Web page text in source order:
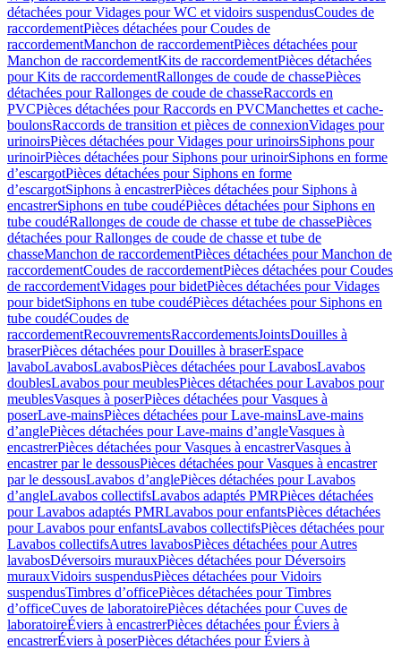
détachées pour Vidages pour WC et vidoirs suspendusCoudes de
raccordementPièces détachées pour Coudes de
raccordementManchon de raccordementPièces détachées pour
Manchon de raccordementKits de raccordementPièces détachées
pour Kits de raccordementRallonges de coude de chassePièces
détachées pour Rallonges de coude de chasseRaccords en
PVCPièces détachées pour Raccords en PVCManchettes et cache-
boulonsRaccords de transition et pièces de connexionVidages pour
urinoirsPièces détachées pour Vidages pour urinoirsSiphons pour
urinoirPièces détachées pour Siphons pour urinoirSiphons en forme
d’escargotPièces détachées pour Siphons en forme
d’escargotSiphons à encastrerPièces détachées pour Siphons à
encastrerSiphons en tube coudéPièces détachées pour Siphons en
tube coudéRallonges de coude de chasse et tube de chassePièces
détachées pour Rallonges de coude de chasse et tube de
chasseManchon de raccordementPièces détachées pour Manchon de
raccordementCoudes de raccordementPièces détachées pour Coudes
de raccordementVidages pour bidetPièces détachées pour Vidages
pour bidetSiphons en tube coudéPièces détachées pour Siphons en
tube coudéCoudes de
raccordementRecouvrementsRaccordementsJointsDouilles à
braserPièces détachées pour Douilles à braserEspace
lavaboLavabosLavabosPièces détachées pour LavabosLavabos
doublesLavabos pour meublesPièces détachées pour Lavabos pour
meublesVasques à poserPièces détachées pour Vasques à
poserLave-mainsPièces détachées pour Lave-mainsLave-mains
d’anglePièces détachées pour Lave-mains d’angleVasques à
encastrerPièces détachées pour Vasques à encastrerVasques à
encastrer par le dessousPièces détachées pour Vasques à encastrer
par le dessousLavabos d’anglePièces détachées pour Lavabos
d’angleLavabos collectifsLavabos adaptés PMRPièces détachées
pour Lavabos adaptés PMRLavabos pour enfantsPièces détachées
pour Lavabos pour enfantsLavabos collectifsPièces détachées pour
Lavabos collectifsAutres lavabosPièces détachées pour Autres
lavabosDéversoirs murauxPièces détachées pour Déversoirs
murauxVidoirs suspendusPièces détachées pour Vidoirs
suspendusTimbres dʼofficePièces détachées pour Timbres
dʼofficeCuves de laboratoirePièces détachées pour Cuves de
laboratoireÉviers à encastrerPièces détachées pour Éviers à
encastrerÉviers à poserPièces détachées pour Éviers à